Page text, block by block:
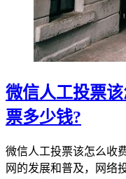
微信人工投票
票多少钱?
微信人工投票该怎么收
网的发展和普及，网络